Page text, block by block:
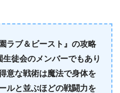
ラブ＆ビースト』の攻略
徒会のメンバーでもあり
意な戦術は魔法で身体を
ルと並ぶほどの戦闘力を